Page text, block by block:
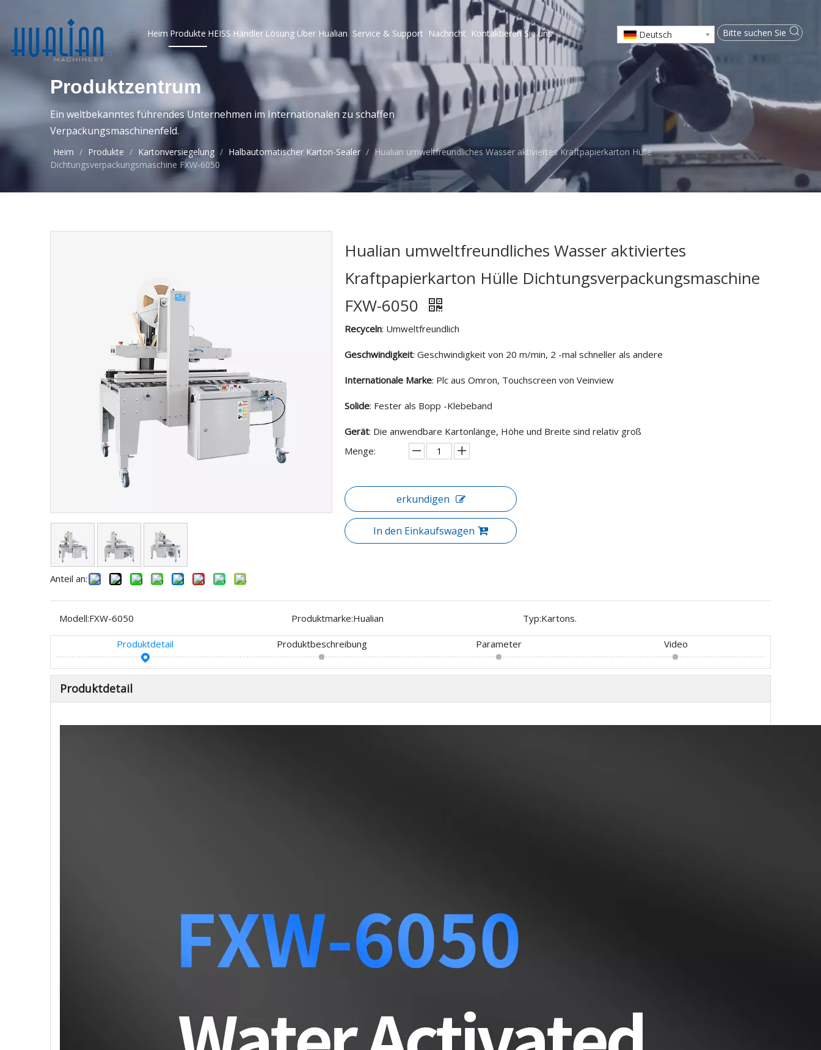
Heim Produkte HEISS Händler Lösung Über Hualian Service & Support Nachricht Kontaktieren Sie uns Deutsch
Produktzentrum
Ein weltbekanntes führendes Unternehmen im Internationalen zu schaffen
Verpackungsmaschinenfeld.
Heim / Produkte / Kartonversiegelung / Halbautomatischer Karton-Sealer / Hualian umweltfreundliches Wasser aktiviertes Kraftpapierkarton Hülle
Dichtungsverpackungsmaschine FXW-6050
Anteil an:
Hualian umweltfreundliches Wasser aktiviertes
Kraftpapierkarton Hülle Dichtungsverpackungsmaschine
FXW-6050
Recyceln: Umweltfreundlich
Geschwindigkeit: Geschwindigkeit von 20 m/min, 2 -mal schneller als andere
Internationale Marke: Plc aus Omron, Touchscreen von Veinview
Solide: Fester als Bopp -Klebeband
Gerät: Die anwendbare Kartonlänge, Höhe und Breite sind relativ groß
Menge:
erkundigen
In den Einkaufswagen
Modell:FXW-6050 Produktmarke:Hualian Typ:Kartons.
Produktdetail Produktbeschreibung Parameter Video
Produktdetail